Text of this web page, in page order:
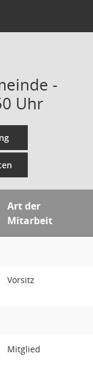
-
Uhr
Art der
Mitarbeit
Vorsitz
Mitglied